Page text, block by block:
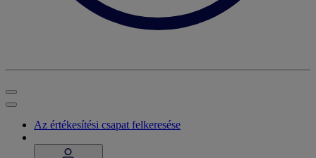
Az értékesítési csapat felkeresése